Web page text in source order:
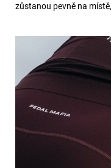
zůstanou pevně na